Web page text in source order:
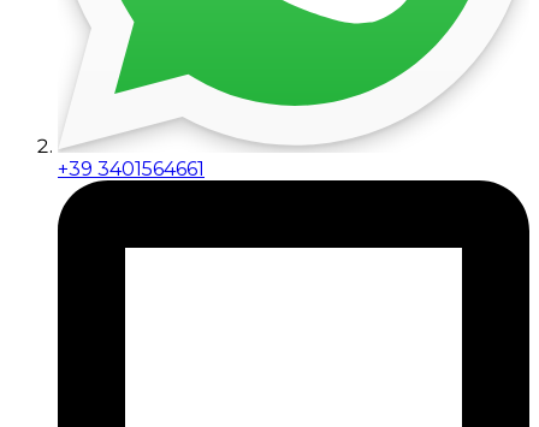
+39 3401564661